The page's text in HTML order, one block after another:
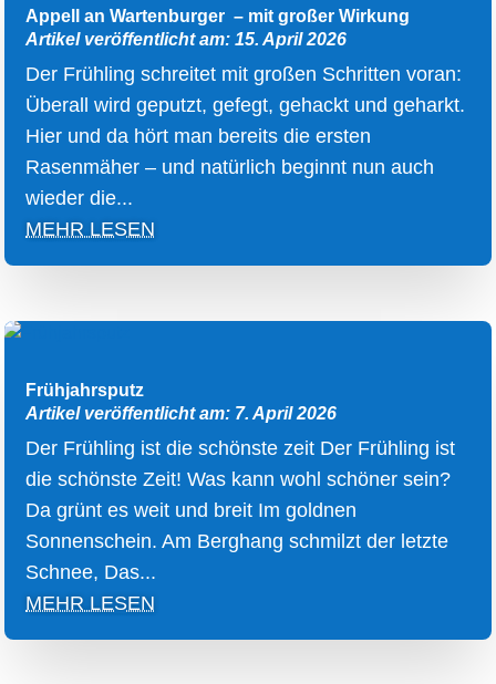
Appell an Wartenburger – mit großer Wirkung
Artikel veröffentlicht am: 15. April 2026
Der Frühling schreitet mit großen Schritten voran:
Überall wird geputzt, gefegt, gehackt und geharkt.
Hier und da hört man bereits die ersten
Rasenmäher – und natürlich beginnt nun auch
wieder die...
MEHR LESEN
Frühjahrsputz
Artikel veröffentlicht am: 7. April 2026
Der Frühling ist die schönste zeit Der Frühling ist
die schönste Zeit! Was kann wohl schöner sein?
Da grünt es weit und breit Im goldnen
Sonnenschein. Am Berghang schmilzt der letzte
Schnee, Das...
MEHR LESEN